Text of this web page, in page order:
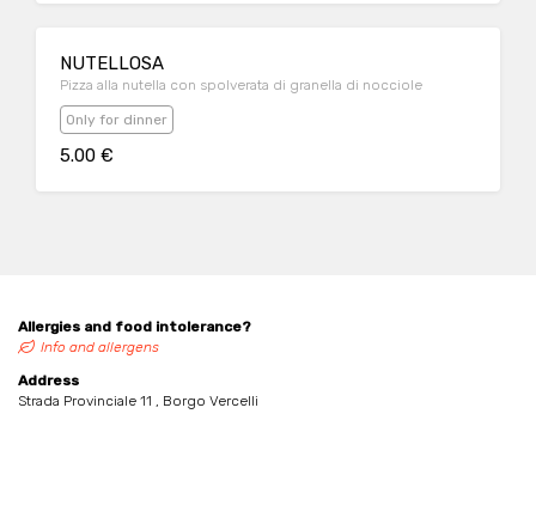
NUTELLOSA
Pizza alla nutella con spolverata di granella di nocciole
Only for dinner
5.00 €
Allergies and food intolerance?
Info and allergens
Address
Strada Provinciale 11 , Borgo Vercelli